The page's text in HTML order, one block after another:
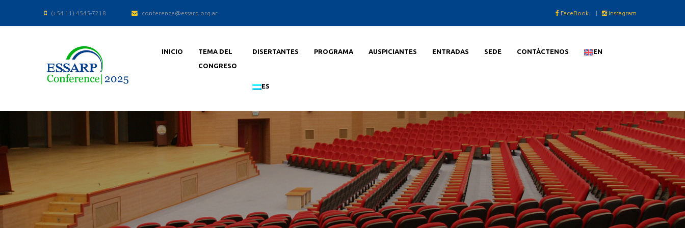
(+54 11) 4545-7218 conference@essarp.org.ar FaceBook | Instagram
INICIO
TEMA DEL
CONGRESO
DISERTANTES PROGRAMA AUSPICIANTES ENTRADAS SEDE CONTÁCTENOS EN
ES